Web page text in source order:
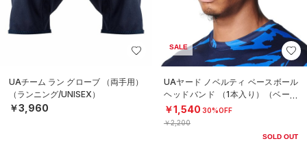
UAチーム ラン グローブ （両手用）
（ランニング/UNISEX）
￥3,960
SALE
UAヤード ノベルティ ベースボール
ヘッドバンド （1本入り）（ベース
ボール/MEN）
￥1,540 30%OFF
￥2,200
SOLD OUT